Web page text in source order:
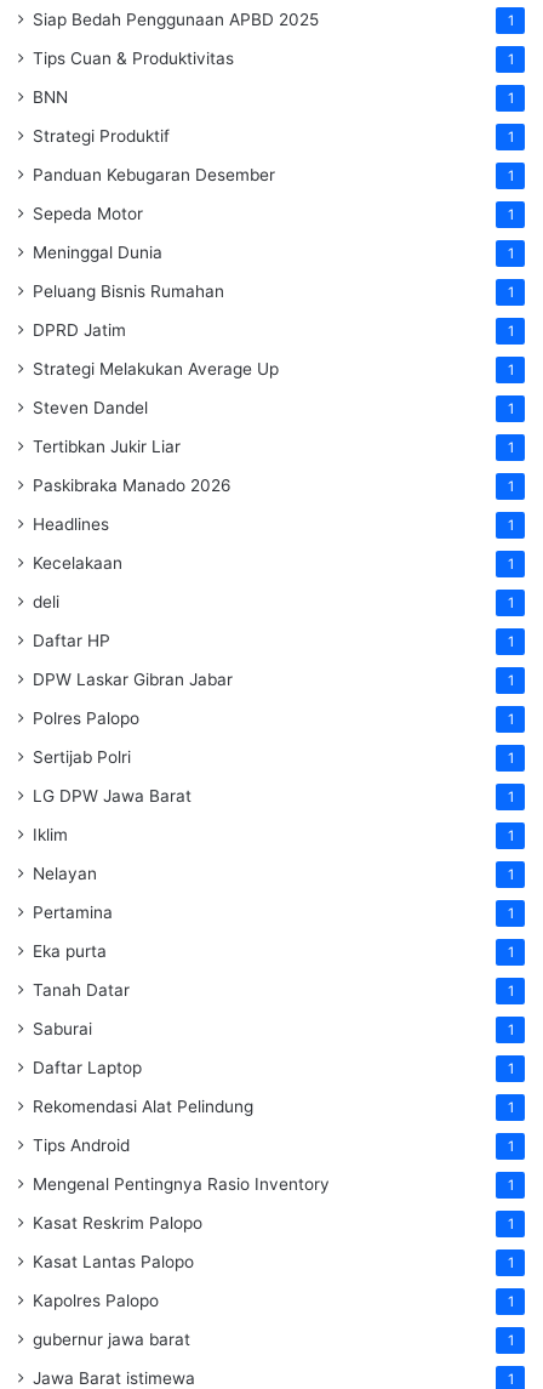
Siap Bedah Penggunaan APBD 2025 1
Tips Cuan & Produktivitas 1
BNN 1
Strategi Produktif 1
Panduan Kebugaran Desember 1
Sepeda Motor 1
Meninggal Dunia 1
Peluang Bisnis Rumahan 1
DPRD Jatim 1
Strategi Melakukan Average Up 1
Steven Dandel 1
Tertibkan Jukir Liar 1
Paskibraka Manado 2026 1
Headlines 1
Kecelakaan 1
deli 1
Daftar HP 1
DPW Laskar Gibran Jabar 1
Polres Palopo 1
Sertijab Polri 1
LG DPW Jawa Barat 1
Iklim 1
Nelayan 1
Pertamina 1
Eka purta 1
Tanah Datar 1
Saburai 1
Daftar Laptop 1
Rekomendasi Alat Pelindung 1
Tips Android 1
Mengenal Pentingnya Rasio Inventory 1
Kasat Reskrim Palopo 1
Kasat Lantas Palopo 1
Kapolres Palopo 1
gubernur jawa barat 1
Jawa Barat istimewa 1